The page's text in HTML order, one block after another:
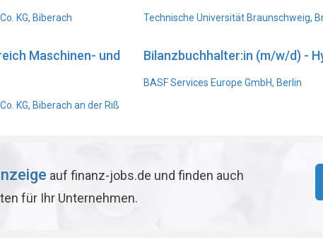
KG, Biberach Technische Universität Braunschweig,
Maschinen- und
KG, Biberach an der Riß
Bilanzbuchhalter:in (m/w/d) -
BASF Services Europe GmbH, Berlin
auf finanz-jobs.de und finden auch
für Ihr Unternehmen.